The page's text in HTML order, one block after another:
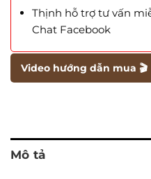
Thịnh hỗ trợ tư vấn
Chat Facebook
Video hướng dẫn mua 🎬
Mô tả